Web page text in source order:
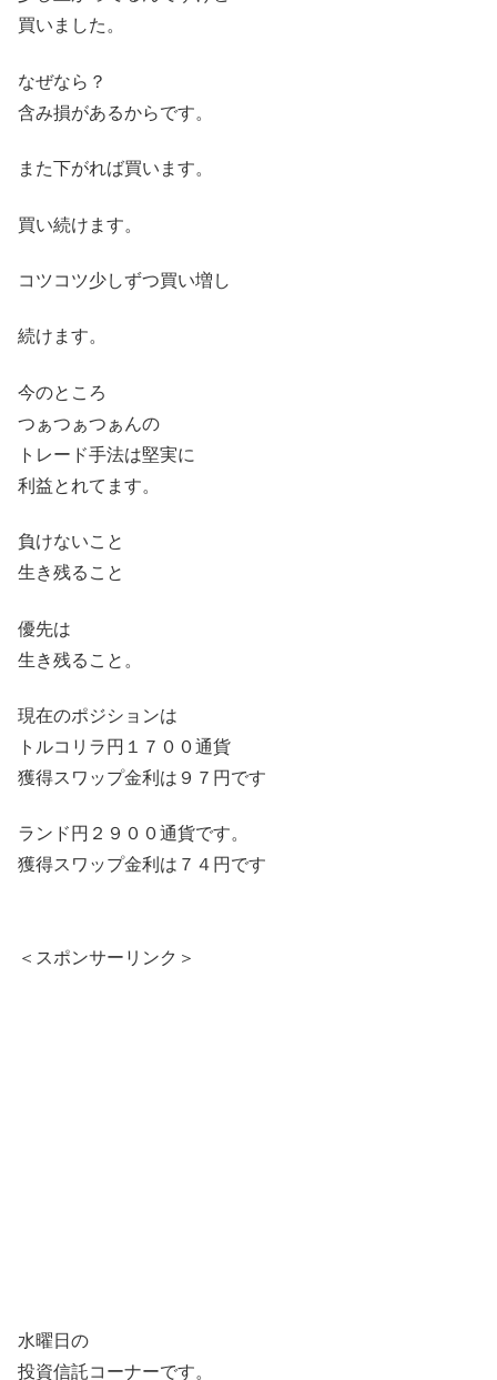
買いました。
なぜなら？
含み損があるからです。
また下がれば買います。
買い続けます。
コツコツ少しずつ買い増し
続けます。
今のところ
つぁつぁつぁんの
トレード手法は堅実に
利益とれてます。
負けないこと
生き残ること
優先は
生き残ること。
現在のポジションは
トルコリラ円１７００通貨
獲得スワップ金利は９７円です
ランド円２９００通貨です。
獲得スワップ金利は７４円です
＜スポンサーリンク＞
水曜日の
投資信託コーナーです。